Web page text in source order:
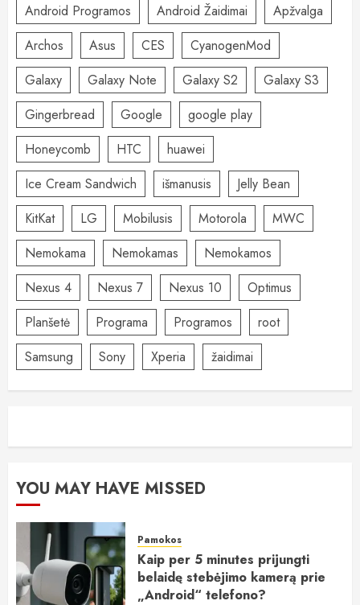
Android Programos
Android Žaidimai
Apžvalga
Archos
Asus CES
CyanogenMod
Galaxy
Galaxy Note Galaxy S2
Galaxy S3
Gingerbread
Google
google play
Honeycomb
HTC
huawei
Ice Cream Sandwich
išmanusis
Jelly Bean
KitKat
LG Mobilusis Motorola
MWC
Nemokama
Nemokamas
Nemokamos
Nexus 4
Nexus 7 Nexus 10
Optimus
Planšetė
Programa Programos
root
Samsung
Sony Xperia žaidimai
YOU MAY HAVE MISSED
Pamokos
Kaip per 5 minutes prijungti
belaidę stebėjimo kamerą prie
„Android“ telefono?